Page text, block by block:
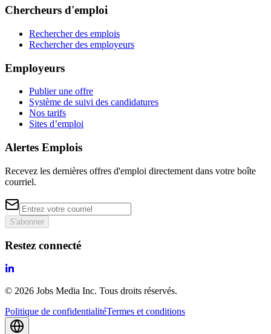
Chercheurs d'emploi
Rechercher des emplois
Rechercher des employeurs
Employeurs
Publier une offre
Système de suivi des candidatures
Nos tarifs
Sites d’emploi
Alertes Emplois
Recevez les dernières offres d'emploi directement dans votre boîte
courriel.
S'abonner
Restez connecté
© 2026 Jobs Media Inc. Tous droits réservés.
Politique de confidentialitéTermes et conditions